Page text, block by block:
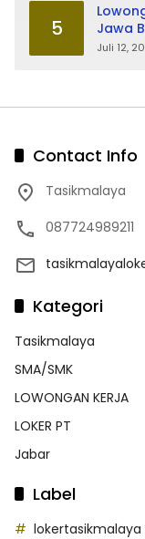
5
Jawa
Juli 12,
Contact Info
Tasikmalaya
087724989211
Kategori
Tasikmalaya
SMA/SMK
LOWONGAN KERJA
LOKER PT
Jabar
Label
lokertasikmalaya